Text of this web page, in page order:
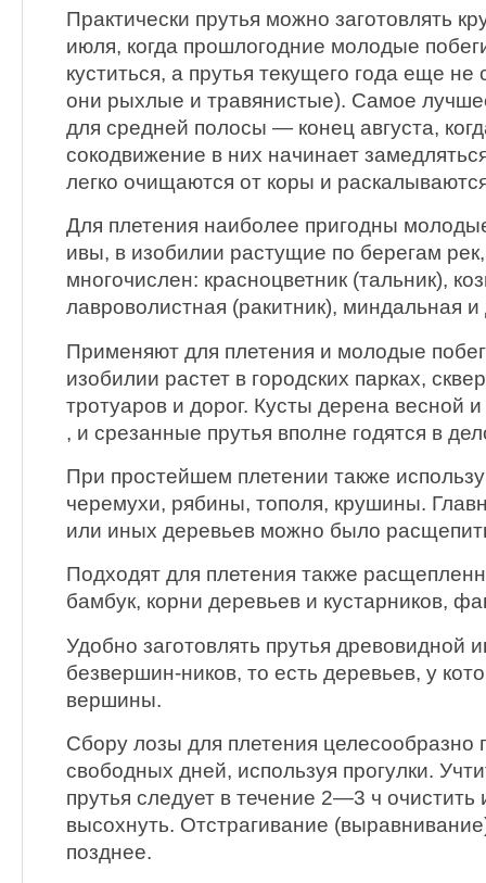
Практически прутья можно заготовлять
июля, когда прошлогодние молодые
куститься, а прутья текущего года еще не
они рыхлые и травянистые). Самое
для средней полосы — конец августа,
сокодвижение в них начинает
легко очищаются от коры и
Для плетения наиболее пригодны
ивы, в изобилии растущие по берегам
многочислен: красноцветник (тальник),
лавроволистная (ракитник), миндальная и
Применяют для плетения и молодые
изобилии растет в городских парках,
тротуаров и дорог. Кусты дерена весной
, и срезанные прутья вполне годятся в
При простейшем плетении также
черемухи, рябины, тополя, крушины.
или иных деревьев можно было
Подходят для плетения также
бамбук, корни деревьев и кустарников,
Удобно заготовлять прутья древовидной
безвершин-ников, то есть деревьев, у
вершины.
Сбору лозы для плетения целесообразно
свободных дней, используя прогулки.
прутья следует в течение 2—3 ч очистить
высохнуть. Отстрагивание
позднее.